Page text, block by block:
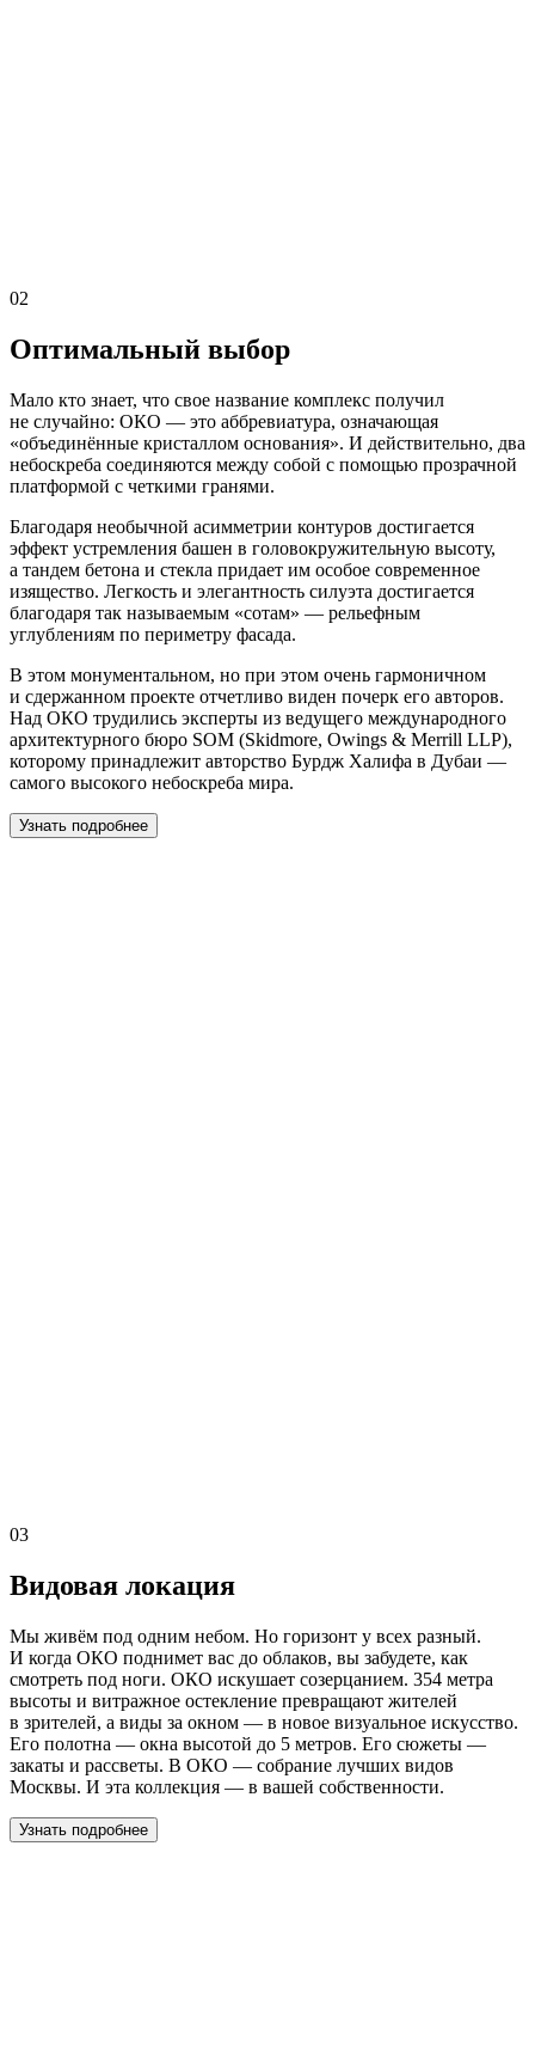
02
Оптимальный выбор
Мало кто знает, что свое название комплекс получил
не случайно: ОКО — это аббревиатура, означающая
«объединённые кристаллом основания». И действительно, два
небоскреба соединяются между собой с помощью прозрачной
платформой с четкими гранями.
Благодаря необычной асимметрии контуров достигается
эффект устремления башен в головокружительную высоту,
а тандем бетона и стекла придает им особое современное
изящество. Легкость и элегантность силуэта достигается
благодаря так называемым «сотам» — рельефным
углублениям по периметру фасада.
В этом монументальном, но при этом очень гармоничном
и сдержанном проекте отчетливо виден почерк его авторов.
Над ОКО трудились эксперты из ведущего международного
архитектурного бюро SOM (Skidmore, Owings & Merrill LLP),
которому принадлежит авторство Бурдж Халифа в Дубаи —
самого высокого небоскреба мира.
Узнать подробнее
03
Видовая локация
Мы живём под одним небом. Но горизонт у всех разный.
И когда ОКО поднимет вас до облаков, вы забудете, как
смотреть под ноги. ОКО искушает созерцанием. 354 метра
высоты и витражное остекление превращают жителей
в зрителей, а виды за окном — в новое визуальное искусство.
Его полотна — окна высотой до 5 метров. Его сюжеты —
закаты и рассветы. В ОКО — собрание лучших видов
Москвы. И эта коллекция — в вашей собственности.
Узнать подробнее